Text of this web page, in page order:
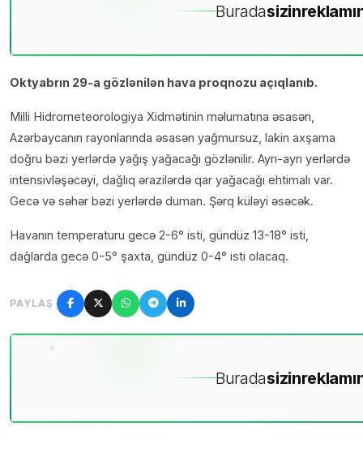
Buradasizin
Oktyabrın 29-a gözlənilən hava proqnozu açıqlanıb.
Milli Hidrometeorologiya Xidmətinin məlumatına əsasən,
Azərbaycanın rayonlarında əsasən yağmursuz, lakin axşama
doğru bəzi yerlərdə yağış yağacağı gözlənilir. Ayrı-ayrı yerlərdə
intensivləşəcəyi, dağlıq ərazilərdə qar yağacağı ehtimalı var.
Gecə və səhər bəzi yerlərdə duman. Şərq küləyi əsəcək.
Havanın temperaturu gecə 2-6° isti, gündüz 13-18° isti,
dağlarda gecə 0-5° şaxta, gündüz 0-4° isti olacaq.
PAYLAŞ
Buradasizin